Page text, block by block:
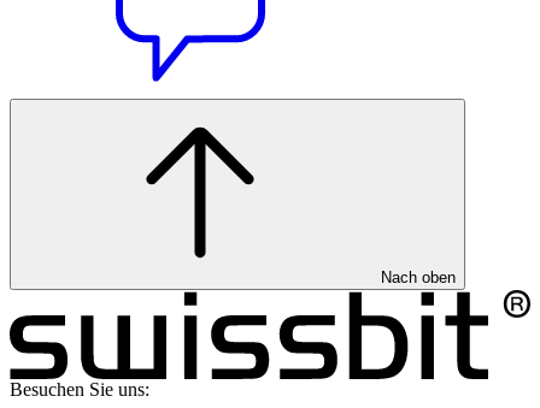
Nach oben
Besuchen Sie uns: